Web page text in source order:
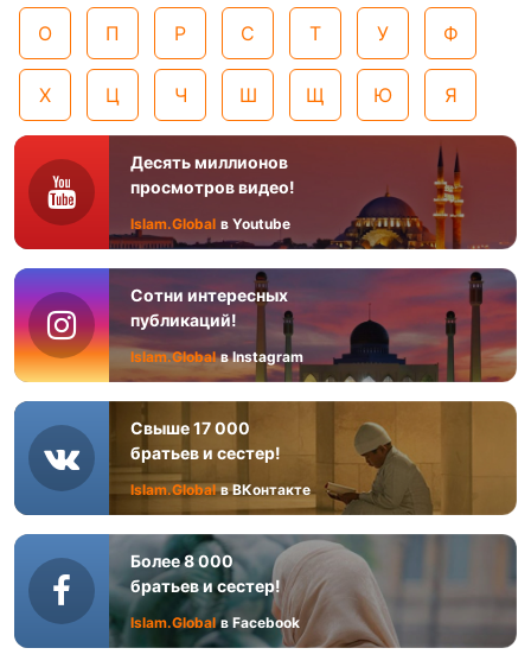
О П Р С Т У Ф
Х Ц Ч Ш Щ Ю Я
Десять миллионов
просмотров видео!
Islam.Global в Youtube
Сотни интересных
публикаций!
Islam.Global в Instagram
Свыше 17 000
братьев и сестер!
Islam.Global в ВКонтакте
Более 8 000
братьев и сестер!
Islam.Global в Facebook